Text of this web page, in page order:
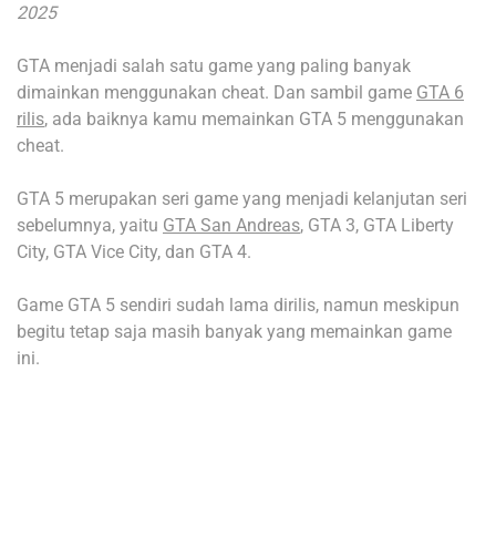
2025
GTA menjadi salah satu game yang paling banyak
dimainkan menggunakan cheat. Dan sambil game GTA 6
rilis, ada baiknya kamu memainkan GTA 5 menggunakan
cheat.
GTA 5 merupakan seri game yang menjadi kelanjutan seri
sebelumnya, yaitu GTA San Andreas, GTA 3, GTA Liberty
City, GTA Vice City, dan GTA 4.
Game GTA 5 sendiri sudah lama dirilis, namun meskipun
begitu tetap saja masih banyak yang memainkan game
ini.